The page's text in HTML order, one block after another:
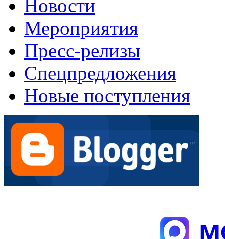
Новости
Мероприятия
Пресс-релизы
Спецпредложения
Новые поступления